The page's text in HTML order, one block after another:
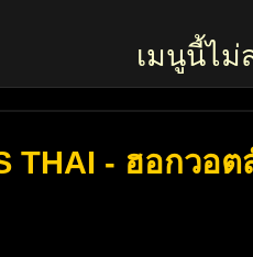
เมนูนี้ไม่
THAI - ฮอกวอต